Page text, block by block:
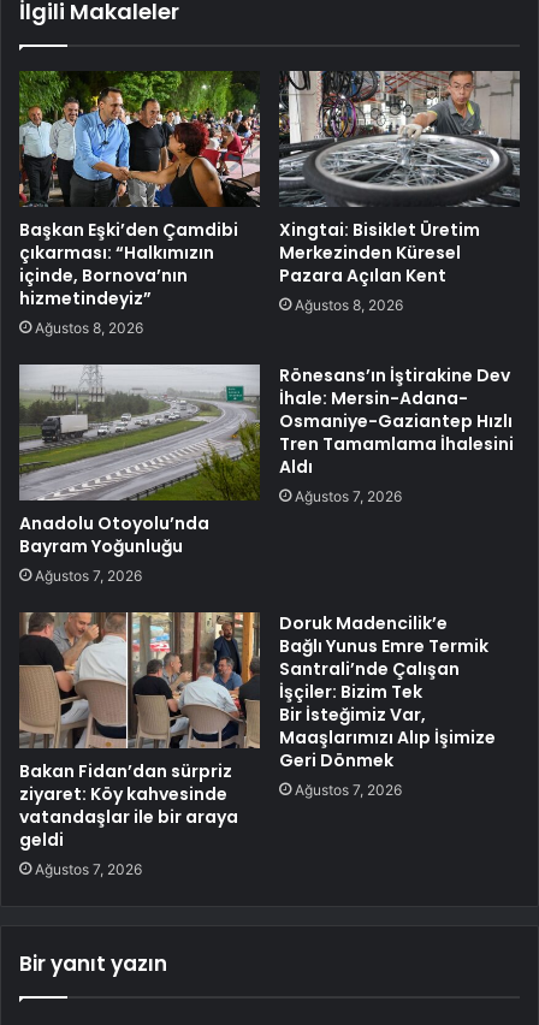
İlgili Makaleler
Başkan Eşki’den Çamdibi
çıkarması: “Halkımızın
içinde, Bornova’nın
hizmetindeyiz”
Ağustos 8, 2026
Xingtai: Bisiklet Üretim
Merkezinden Küresel
Pazara Açılan Kent
Ağustos 8, 2026
Anadolu Otoyolu’nda
Bayram Yoğunluğu
Ağustos 7, 2026
Rönesans’ın İştirakine Dev
İhale: Mersin-Adana-
Osmaniye-Gaziantep Hızlı
Tren Tamamlama İhalesini
Aldı
Ağustos 7, 2026
Bakan Fidan’dan sürpriz
ziyaret: Köy kahvesinde
vatandaşlar ile bir araya
geldi
Ağustos 7, 2026
Doruk Madencilik’e
Bağlı Yunus Emre Termik
Santrali’nde Çalışan
İşçiler: Bizim Tek
Bir İsteğimiz Var,
Maaşlarımızı Alıp İşimize
Geri Dönmek
Ağustos 7, 2026
Bir yanıt yazın